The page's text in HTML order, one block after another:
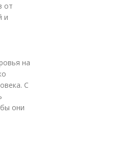
от
и
на
С
они